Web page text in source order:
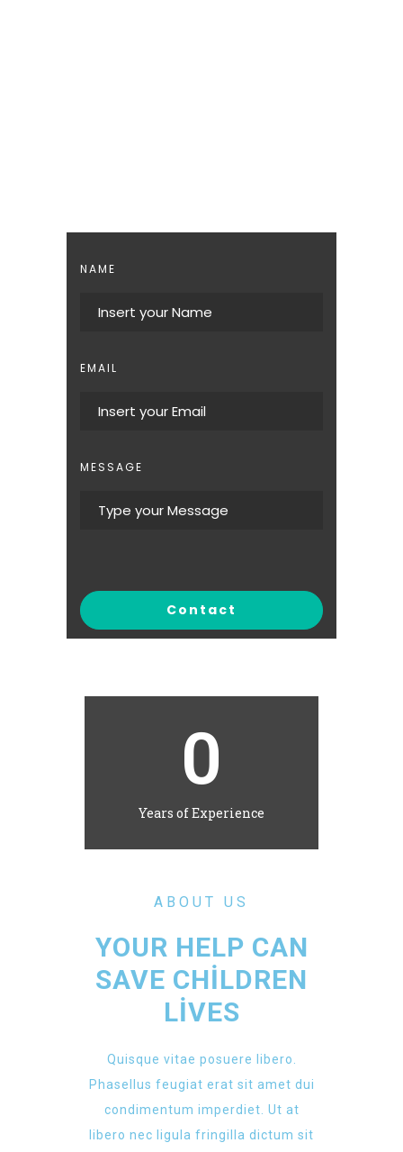
NAME
EMAIL
MESSAGE
0
Years of Experience
ABOUT US
YOUR HELP CAN
SAVE CHILDREN
LIVES
Quisque vitae posuere libero.
Phasellus feugiat erat sit amet dui
condimentum imperdiet. Ut at
libero nec ligula fringilla dictum sit